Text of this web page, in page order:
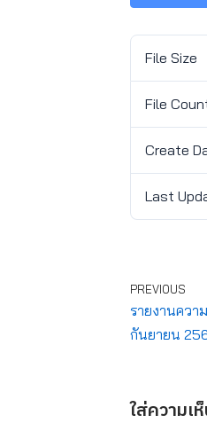
File Size
File
Create
Last
PREVIOUS
รายงานควา
กันยายน
ใส่ความเ